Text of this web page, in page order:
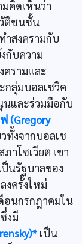
คิดเห็นว่า
ติชนชั้น
สงครามกับ
กับความ
ครามและ
กลุ่มบอลเชวิค
นและร่วมมือกับ
(Gregory
ทั้งจากบอลเช
าโซเวียต เขา
นรัฐบาลของ
งครั้งใหม่
อนกรกฎาคมใน
งมี
เป็น